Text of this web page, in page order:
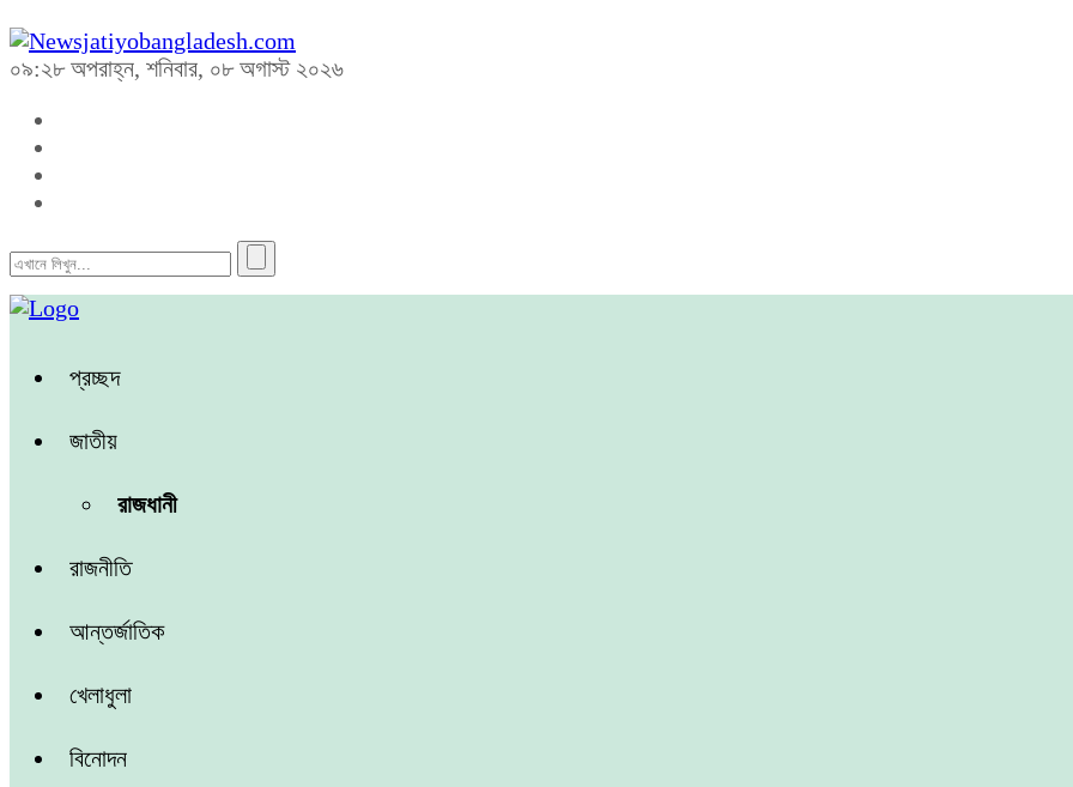
০৯:২৮ অপরাহ্ন, শনিবার, ০৮ অগাস্ট ২০২৬
প্রচ্ছদ
জাতীয়
রাজধানী
রাজনীতি
আন্তর্জাতিক
খেলাধুলা
বিনোদন